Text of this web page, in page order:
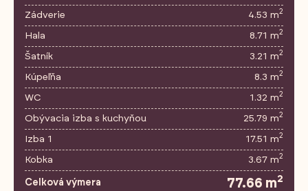
Zádverie 4.53 m2
Hala 8.71 m2
Šatník 3.21 m2
Kúpeľňa 8.3 m2
WC 1.32 m2
Obývacia izba s kuchyňou 25.79 m2
Izba 1 17.51 m2
Kobka 3.67 m2
Celková výmera 77.66 m2